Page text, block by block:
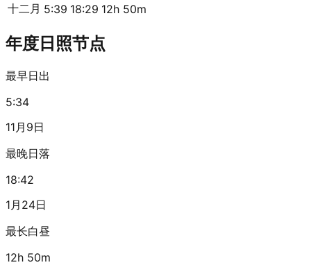
十二月 5:39 18:29 12h 50m
年度日照节点
最早日出
5:34
11月9日
最晚日落
18:42
1月24日
最长白昼
12h 50m